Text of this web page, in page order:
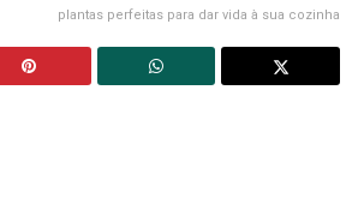
plantas perfeitas para dar vida à sua cozinha